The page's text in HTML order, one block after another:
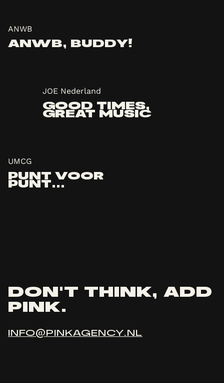
ANWB
ANWB, BUDDY!
JOE Nederland
GOOD TIMES,
GREAT MUSIC
UMCG
PUNT VOOR
PUNT…
DON'T THINK, ADD
PINK.
INFO@PINKAGENCY.NL